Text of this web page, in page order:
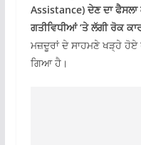
Assistance) ਦੇਣ ਦਾ ਫੈਸਲਾ
ਗਤੀਵਿਧੀਆਂ ‘ਤੇ ਲੱਗੀ ਰੋਕ
ਮਜ਼ਦੂਰਾਂ ਦੇ ਸਾਹਮਣੇ ਖੜ੍ਹੇ
ਗਿਆ ਹੈ।